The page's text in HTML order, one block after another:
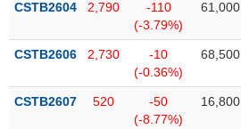
Niêm
mới
yết
CSTB2604 2,790
-110
(-3.79%)
61,000
CSTB2606 2,730
-10
(-0.36%)
68,500
CSTB2607 520
-50
(-8.77%)
16,800
PHÁI